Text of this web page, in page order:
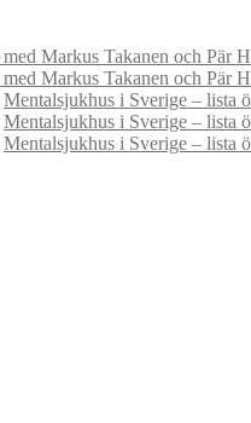
Markus Takanen och Pär
Markus Takanen och Pär
Mentalsjukhus i Sverige – lista
Mentalsjukhus i Sverige – lista
Mentalsjukhus i Sverige – lista